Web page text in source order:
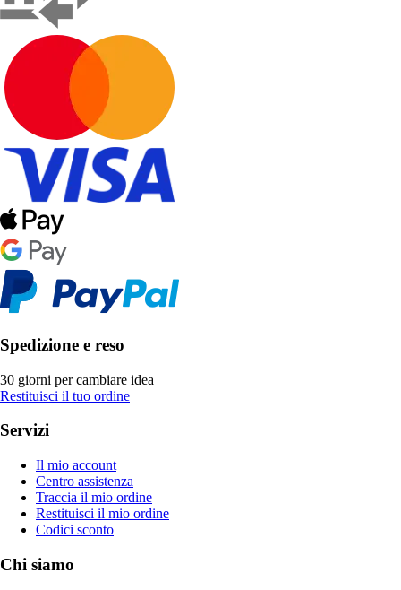
Spedizione e reso
30 giorni per cambiare idea
Restituisci il tuo ordine
Servizi
Il mio account
Centro assistenza
Traccia il mio ordine
Restituisci il mio ordine
Codici sconto
Chi siamo